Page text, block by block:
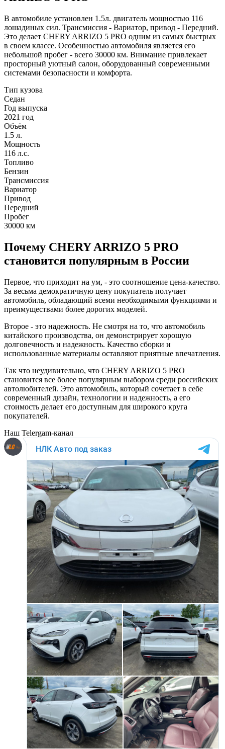
В автомобиле установлен 1.5л. двигатель мощностью 116
лошадиных сил. Трансмиссия - Вариатор, привод - Передний.
Это делает CHERY ARRIZO 5 PRO одним из самых быстрых
в своем классе. Особенностью автомобиля является его
небольшой пробег - всего 30000 км. Внимание привлекает
просторный уютный салон, оборудованный современными
системами безопасности и комфорта.
Тип кузова
Седан
Год выпуска
2021 год
Объём
1.5 л.
Мощность
116 л.с.
Топливо
Бензин
Трансмиссия
Вариатор
Привод
Передний
Пробег
30000 км
Почему CHERY ARRIZO 5 PRO
становится популярным в России
Первое, что приходит на ум, - это соотношение цена-качество.
За весьма демократичную цену покупатель получает
автомобиль, обладающий всеми необходимыми функциями и
преимуществами более дорогих моделей.
Второе - это надежность. Не смотря на то, что автомобиль
китайского производства, он демонстрирует хорошую
долговечность и надежность. Качество сборки и
использованные материалы оставляют приятные впечатления.
Так что неудивительно, что CHERY ARRIZO 5 PRO
становится все более популярным выбором среди российских
автолюбителей. Это автомобиль, который сочетает в себе
современный дизайн, технологии и надежность, а его
стоимость делает его доступным для широкого круга
покупателей.
Наш Telergam-канал